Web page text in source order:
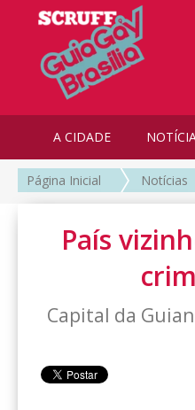
A CIDADE
Página Inicial Notícias
País
Capital da